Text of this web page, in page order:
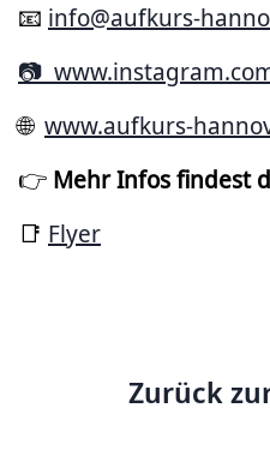
📧 info@aufkurs-
📷
🌐 www.aufkurs-
👉 Mehr Infos findest
📑 Flyer
Zurück